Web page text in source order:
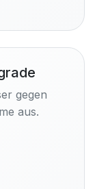
gegen
aus.